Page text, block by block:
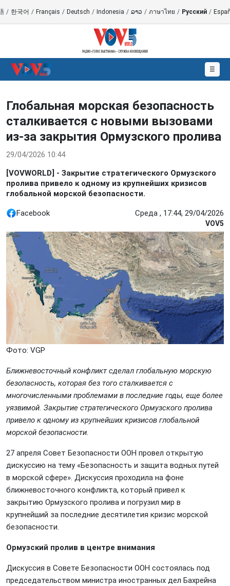
/ 한국어 / Français / Deutsch / Indonesia / ລາວ / ภาษาไทย / Русский /
☰
Глобальная морская безопасность
сталкивается с новыми вызовами
из-за закрытия Ормузского пролива
29/04/2026 10:44
[VOVWORLD] - Закрытие стратегического Ормузского
пролива привело к одному из крупнейших кризисов
глобальной морской безопасности.
Facebook Среда , 17:44, 29/04/2026
VOV5
Фото: VGP
Ближневосточный конфликт сделал глобальную морскую
безопасность, которая без того сталкивается с
многочисленными проблемами в последние годы, еще более
уязвимой. Закрытие стратегического Ормузского пролива
привело к одному из крупнейших кризисов глобальной
морской безопасности.
27 апреля Совет Безопасности ООН провел открытую
дискуссию на тему «Безопасность и защита водных путей
в морской сфере». Дискуссия проходила на фоне
ближневосточного конфликта, который привел к
закрытию Ормузского пролива и погрузил мир в
крупнейший за последние десятилетия кризис морской
безопасности.
Ормузский пролив в центре внимания
Дискуссия в Совете Безопасности ООН состоялась под
председательством министра иностранных дел Бахрейна